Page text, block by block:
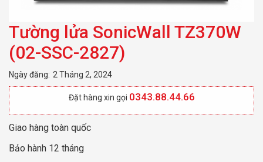
Tường lửa SonicWall TZ370W
(02-SSC-2827)
Ngày đăng: 2 Tháng 2, 2024
Đặt hàng xin gọi 0343.88.44.66
Giao hàng toàn quốc
Bảo hành 12 tháng